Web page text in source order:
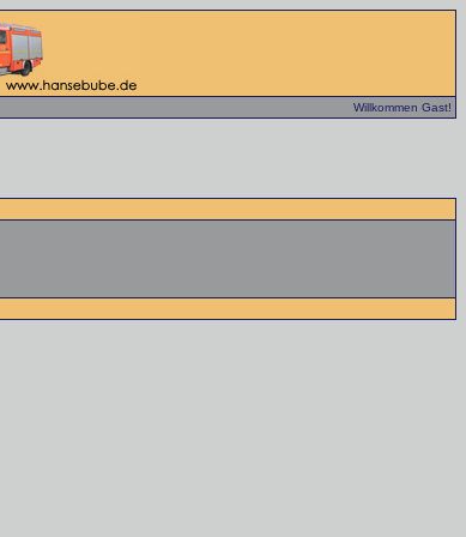
Willkommen Gast!